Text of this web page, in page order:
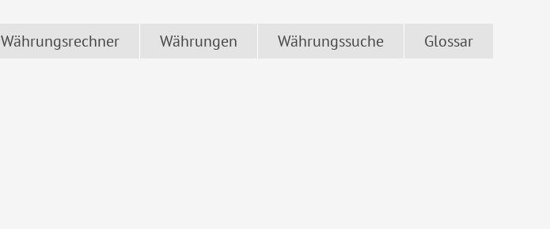
Währungsrechner Währungen Währungssuche Glossar